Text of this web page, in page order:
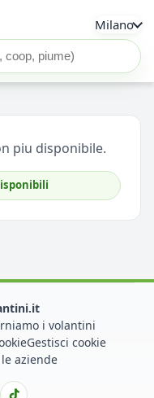
Milano
piu disponibile.
i volantini
Gestisci cookie
aziende